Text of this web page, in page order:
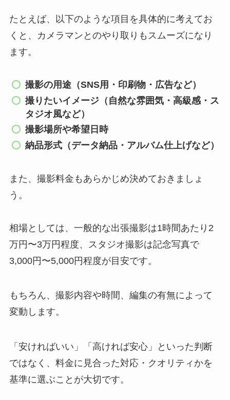
たとえば、以下のような項目を具体的に考えてお
くと、カメラマンとのやり取りもスムーズになり
ます。
撮影の用途（SNS用・印刷物・広告など）
撮りたいイメージ（自然な雰囲気・高級感・ス
タジオ風など）
撮影場所や希望日時
納品形式（データ納品・アルバム仕上げなど）
また、撮影料金もあらかじめ決めておきましょ
う。
相場としては、一般的な出張撮影は1時間あたり2
万円〜3万円程度、スタジオ撮影は記念写真で
3,000円〜5,000円程度が目安です。
もちろん、撮影内容や時間、編集の有無によって
変動します。
「安ければいい」「高ければ安心」といった判断
ではなく、料金に見合った対応・クオリティかを
基準に選ぶことが大切です。